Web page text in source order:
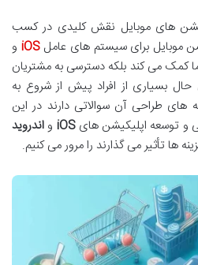
های موبایل نقش کلیدی در کسب
موبایل برای سیستم های عاملiOS و
کمک می کند بلکه دسترسی به مشتریان
بسیاری از افراد پیش از شروع به
های طراحی آن سوالاتی دارند در این
و توسعه اپلیکیشن هایiOS واندروید
ها تأثیر می گذارند را مرور می کنیم.